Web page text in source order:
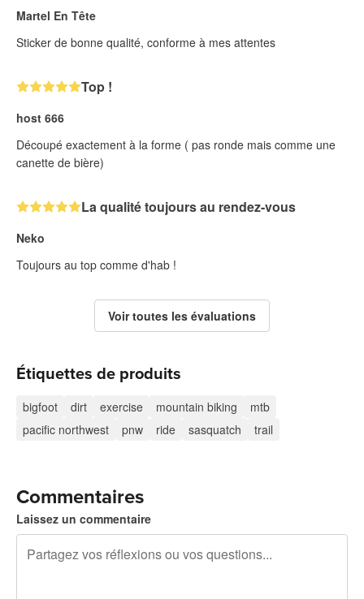
Martel En Tête
Sticker de bonne qualité, conforme à mes attentes
Top !
host 666
Découpé exactement à la forme ( pas ronde mais comme une
canette de bière)
La qualité toujours au rendez-vous
Neko
Toujours au top comme d'hab !
Voir toutes les évaluations
Étiquettes de produits
bigfoot dirt exercise mountain biking
mtb
pacific northwest
pnw ride sasquatch trail
Commentaires
Laissez un commentaire